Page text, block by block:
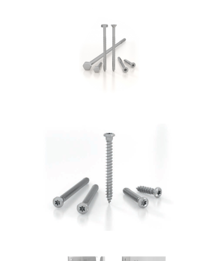
Vite per cemento SKR:SKS
ROTHOBLAAS
Vite LBS
ROTHOBLAAS